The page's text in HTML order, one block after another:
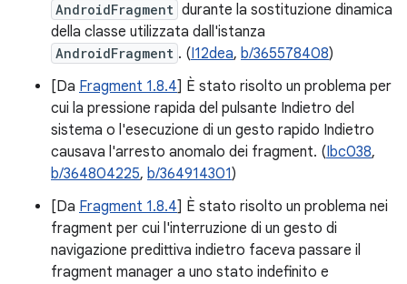
AndroidFragment durante la sostituzione dinamica
della classe utilizzata dall'istanza
AndroidFragment . (I12dea, b/365578408)
[Da Fragment 1.8.4] È stato risolto un problema per
cui la pressione rapida del pulsante Indietro del
sistema o l'esecuzione di un gesto rapido Indietro
causava l'arresto anomalo dei fragment. (Ibc038,
b/364804225, b/364914301)
[Da Fragment 1.8.4] È stato risolto un problema nei
fragment per cui l'interruzione di un gesto di
navigazione predittiva indietro faceva passare il
fragment manager a uno stato indefinito e